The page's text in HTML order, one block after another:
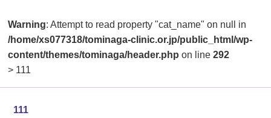
Warning: Attempt to read property "cat_name" on null in
/home/xs077318/tominaga-clinic.or.jp/public_html/wp-
content/themes/tominaga/header.php on line292
> 111
111